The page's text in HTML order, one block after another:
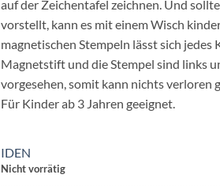
auf der Zeichentafel zeichnen. Und
vorstellt, kann es mit einem Wisch
magnetischen Stempeln lässt sich
Magnetstift und die Stempel sind links
vorgesehen, somit kann nichts verloren
Für Kinder ab 3 Jahren geeignet.
IDEN
Nicht vorrätig